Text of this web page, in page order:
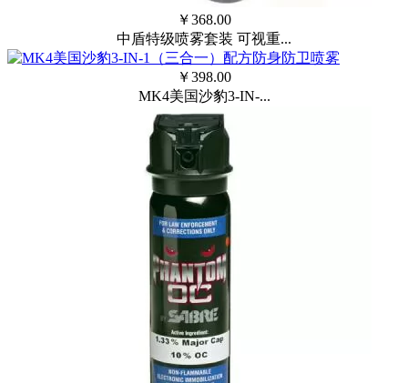
￥368.00
中盾特级喷雾套装 可视重...
￥398.00
MK4美国沙豹3-IN-...